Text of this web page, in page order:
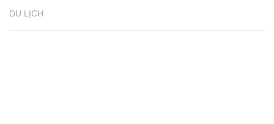
DU LỊCH